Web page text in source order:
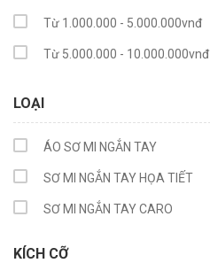
Từ 1.000.000 - 5.000.000vnđ
Từ 5.000.000 - 10.000.000vnđ
LOẠI
ÁO SƠ MI NGẮN TAY
SƠ MI NGẮN TAY HỌA TIẾT
SƠ MI NGẮN TAY CARO
KÍCH CỠ